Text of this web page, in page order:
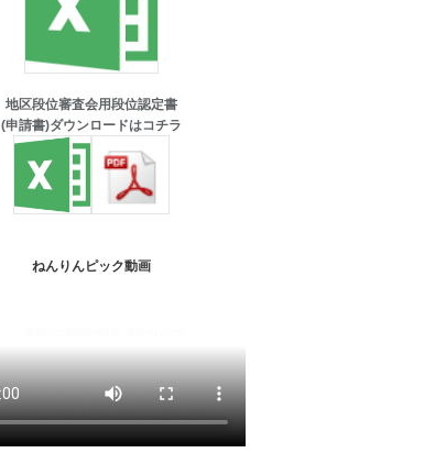
地区段位審査会用段位認定書
(申請書)ダウンロードはコチラ
ねんりんピック動画